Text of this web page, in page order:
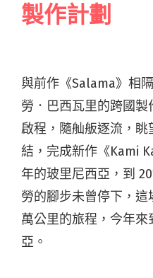
製作計劃
與前作《Salama》相
勞．巴西瓦里的跨國製
啟程，隨舢舨逐流，
結，完成新作《Kami
年的玻里尼西亞，到
勞的腳步未曾停下，
萬公里的旅程，今年
亞。